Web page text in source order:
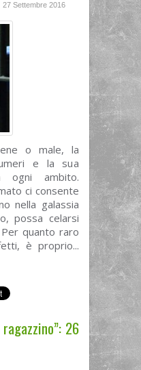
27 Settembre 2016
o male, la
e la sua
ogni ambito.
ci consente
nella galassia
possa celarsi
quanto raro
è proprio...
26